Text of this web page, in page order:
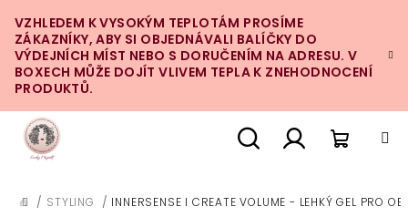
na
obsah
VZHLEDEM K VYSOKÝM TEPLOTÁM PROSÍME
ZÁKAZNÍKY, ABY SI OBJEDNÁVALI BALÍČKY DO
VÝDEJNÍCH MÍST NEBO S DORUČENÍM NA ADRESU. V
BOXECH MŮŽE DOJÍT VLIVEM TEPLA K ZNEHODNOCENÍ
PRODUKTŮ.
DOMŮ
/ STYLING / INNERSENSE I CREATE VOLUME - LEHKÝ GEL PRO